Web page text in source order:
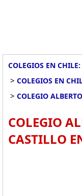
COLEGIOS EN
> COLEGIOS EN
> COLEGIO
COLEGIO
CASTILLO